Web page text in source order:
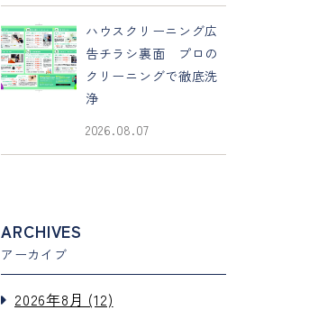
ハウスクリーニング広
告チラシ裏面 プロの
クリーニングで徹底洗
浄
2026.08.07
ARCHIVES
アーカイブ
2026年8月 (12)